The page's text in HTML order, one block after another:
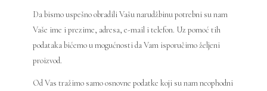
Da bismo uspešno obradili Vašu narudžbinu potrebni su nam
Vaše ime i prezime, adresa, e-mail i telefon. Uz pomoć tih
podataka bićemo u mogućnosti da Vam isporučimo željeni
proizvod.
Od Vas tražimo samo osnovne podatke koji su nam neophodni